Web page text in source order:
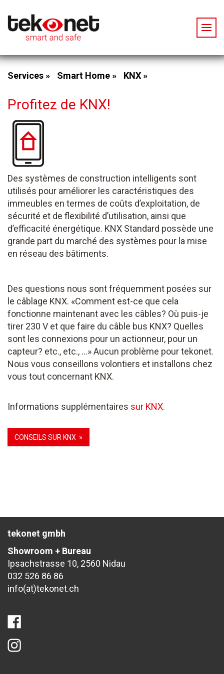
Services » Smart Home » KNX »
Profitez de KNX!
Des systèmes de construction intelligents sont
utilisés pour améliorer les caractéristiques des
immeubles en termes de coûts d’exploitation, de
sécurité et de flexibilité d’utilisation, ainsi que
d’efficacité énergétique. KNX Standard possède une
grande part du marché des systèmes pour la mise
en réseau des bâtiments.
Des questions nous sont fréquemment posées sur
le câblage KNX. «Comment est-ce que cela
fonctionne maintenant avec les câbles? Où puis-je
tirer 230 V et que faire du câble bus KNX? Quelles
sont les connexions pour un actionneur, pour un
capteur? etc., etc., ...» Aucun problème pour tekonet.
Nous vous conseillons volontiers et installons chez
vous tout concernant KNX.
Informations supplémentaires sur KNX.
CONSEILS SUR KNX
tekonet gmbh
Showroom + Bureau
Ipsachstrasse 10, 2560 Nidau
032 526 86 86
info(at)tekonet.ch